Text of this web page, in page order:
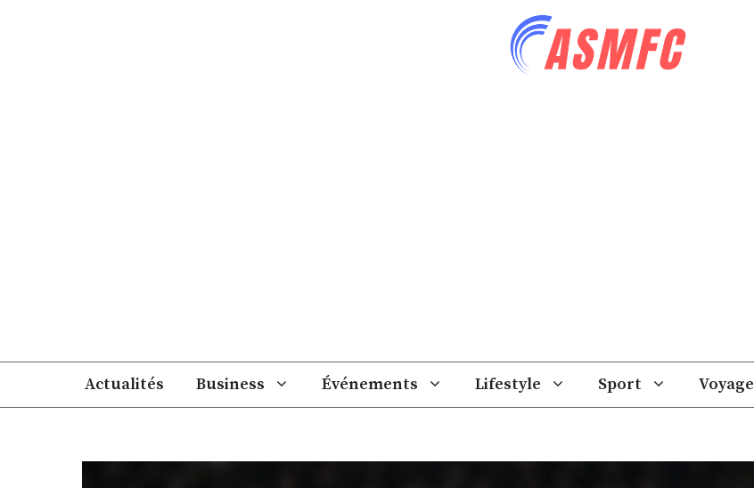
Actualités Business Événements Lifestyle Sport Voyage